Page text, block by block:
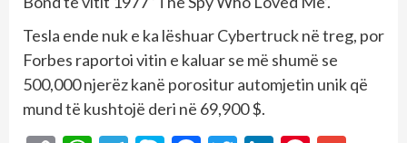
Tesla ende nuk e ka lëshuar Cybertruck në treg, por
Forbes raportoi vitin e kaluar se më shumë se
500,000 njerëz kanë porositur automjetin unik që
mund të kushtojë deri në 69,900 $.